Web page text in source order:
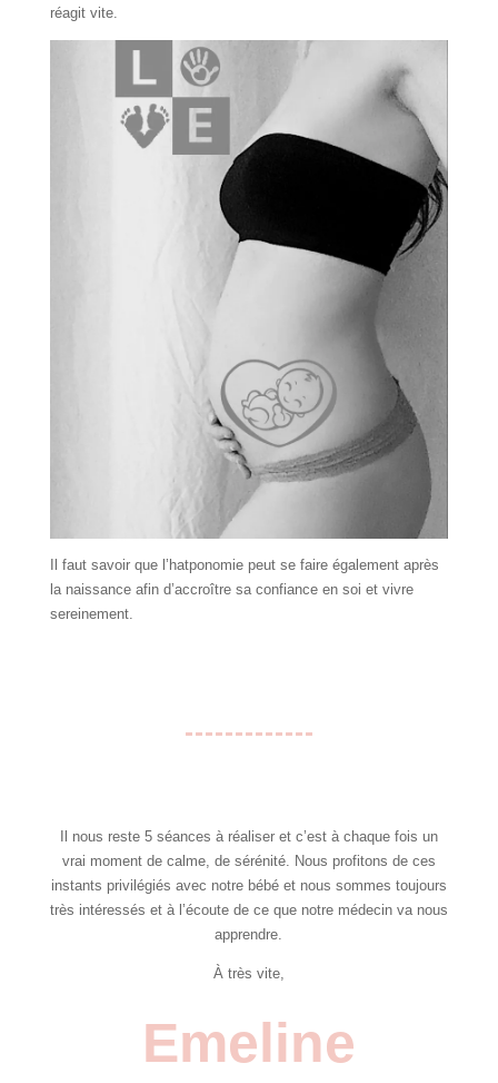
réagit vite.
Il faut savoir que l’hatponomie peut se faire également après
la naissance afin d’accroître sa confiance en soi et vivre
sereinement.
Il nous reste 5 séances à réaliser et c’est à chaque fois un
vrai moment de calme, de sérénité. Nous profitons de ces
instants privilégiés avec notre bébé et nous sommes toujours
très intéressés et à l’écoute de ce que notre médecin va nous
apprendre.
À très vite,
Emeline